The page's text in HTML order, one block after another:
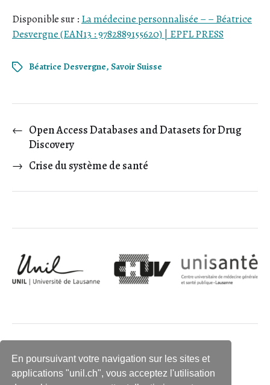
En poursuivant votre navigation sur les sites et
applications "unil.ch", vous acceptez l'utilisation
Disponible sur : La médecine personnalisée – – Béatrice
Desvergne (EAN13 : 9782889155620) | EPFL PRESS
Béatrice Desvergne, Savoir Suisse
← Open Access Databases and Datasets for Drug
Discovery
→ Crise du système de santé